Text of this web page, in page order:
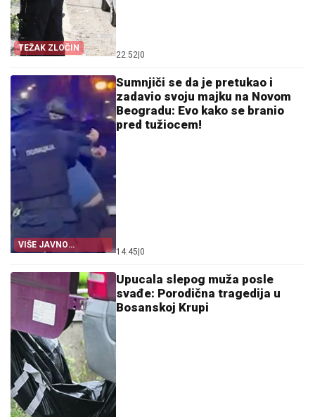
TEŽAK ZLOČIN
22:52 0
VIŠE JAVNO
TUŽILAŠTVO
Sumnjiči se da je pretukao i
zadavio svoju majku na Novom
Beogradu: Evo kako se branio
pred tužiocem!
14:45 0
Upucala slepog muža posle
svađe: Porodična tragedija u
Bosanskoj Krupi